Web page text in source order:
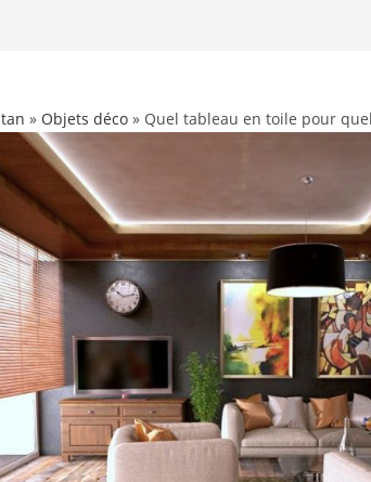
» Objets déco » Quel tableau en toile pour